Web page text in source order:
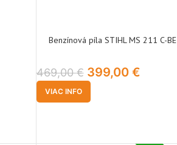
Benzínová píla STIHL MS 211 C-BE
469,00€ 399,00 €
VIAC INFO